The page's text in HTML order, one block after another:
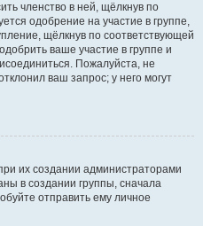
членство в ней, щёлкнув по
одобрение на участие в группе,
щёлкнув по соответствующей
ваше участие в группе и
Пожалуйста, не
ваш запрос; у него могут
их создании администраторами
в создании группы, сначала
отправить ему личное